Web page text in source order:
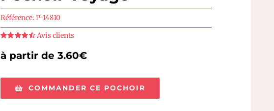
Référence: P-14810
5
Avis clients
à partir de 3.60€
COMMANDER CE POCHOIR